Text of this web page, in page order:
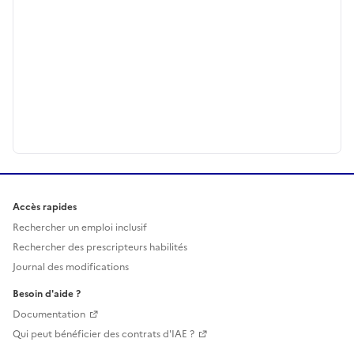
Accès rapides
Rechercher un emploi inclusif
Rechercher des prescripteurs habilités
Journal des modifications
Besoin d'aide ?
Documentation
Qui peut bénéficier des contrats d'IAE ?